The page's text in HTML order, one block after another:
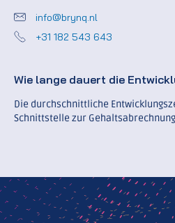
info@brynq.nl
+31 182 543 643
Wie lange dauert die
Die durchschnittliche
Schnittstelle zur